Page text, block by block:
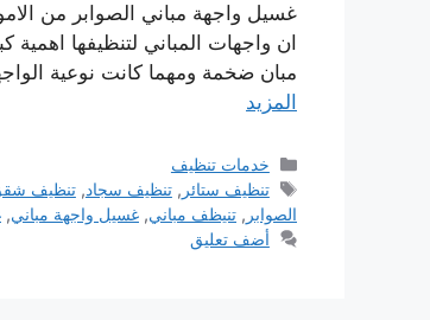
غسيل واجهة مباني الصوابر من
ان واجهات المباني لتنظيفها
مبان ضخمة ومهما كانت نوعية
المزيد
التصنيفات
خدمات تنظيف
الوسوم
تنظيف ستائر ,تنظيف سجاد,تنظيف
الصوابر , تنيظف مباني, غسيل واجهة مباني,
أضف تعليق